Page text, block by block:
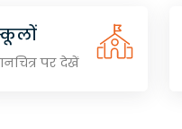
पर देखें